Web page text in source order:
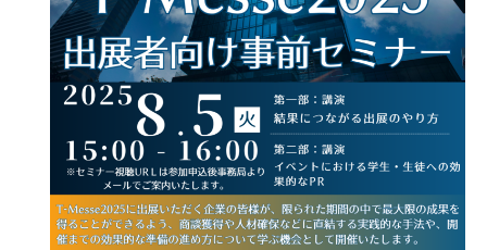
事業承継・引継ぎ支援センター
中小企業活性化協議会
国際経済交流センター
支援グループ